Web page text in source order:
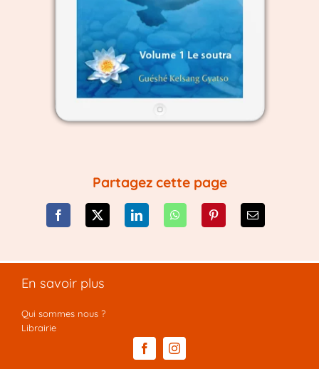
Partagez cette page
En savoir plus
Qui sommes nous ?
Librairie